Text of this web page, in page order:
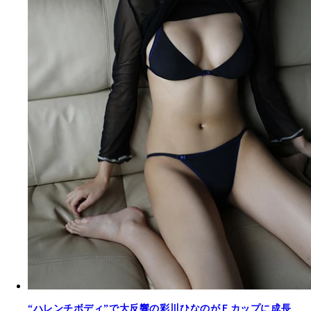
“ハレンチボディ”で大反響の彩川ひなのがＦカップに成長